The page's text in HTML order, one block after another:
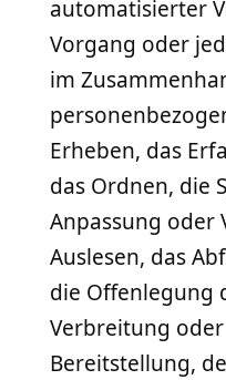
automatisierter
Vorgang oder
im
Erheben, das
das Ordnen, die
Anpassung oder
Auslesen, das
die Offenlegung
Verbreitung
Bereitstellung,